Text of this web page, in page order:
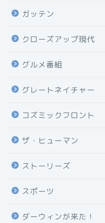
ガッテン
クローズアップ現代
グルメ番組
グレートネイチャー
コズミックフロント
ザ・ヒューマン
ストーリーズ
スポーツ
ダーウィンが来た！